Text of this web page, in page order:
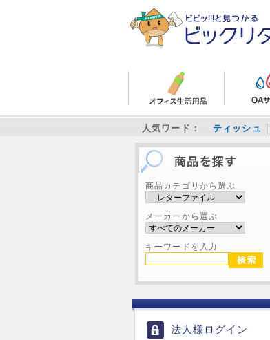
人気ワード： ティッシュ
商品カテゴリから選ぶ
メーカーから選ぶ
キーワードを入力
法人様ログイン